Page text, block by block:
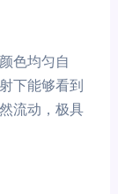
色均匀自
下能够看到
流动，极具